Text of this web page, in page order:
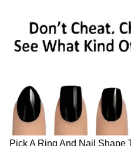
RECOMMENDED STORIES